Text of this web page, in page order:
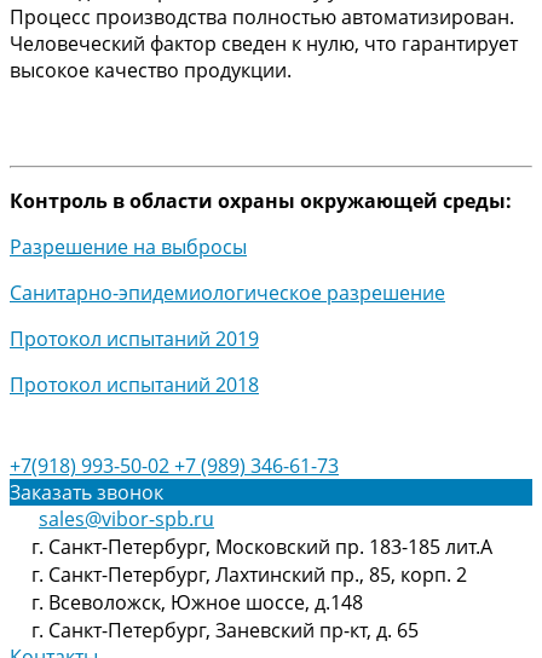
Процесс производства полностью автоматизирован.
Человеческий фактор сведен к нулю, что гарантирует
высокое качество продукции.
Контроль в области охраны окружающей среды:
Разрешение на выбросы
Санитарно-эпидемиологическое разрешение
Протокол испытаний 2019
Протокол испытаний 2018
+7(918) 993-50-02+7 (989) 346-61-73
Заказать звонок
sales@vibor-spb.ru
г. Санкт-Петербург, Московский пр. 183-185 лит.А
г. Санкт-Петербург, Лахтинский пр., 85, корп. 2
г. Всеволожск, Южное шоссе, д.148
г. Санкт-Петербург, Заневский пр-кт, д. 65